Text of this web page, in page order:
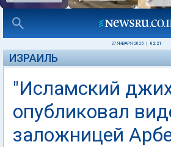
27 ЯНВАРЯ 2025 02:21
ИЗРАИЛЬ
"Исламский
опубликовал
заложницей